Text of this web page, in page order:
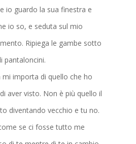
io guardo la sua finestra e
io so, e seduta sul mio
Ripiega le gambe sotto
pantaloncini.
importa di quello che ho
aver visto. Non è più quello il
diventando vecchio e tu no.
se ci fosse tutto me